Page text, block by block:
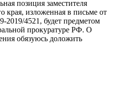
позиция заместителя
края, изложенная в письме от
2019/4521, будет предметом
прокуратуре РФ. О
обязуюсь доложить